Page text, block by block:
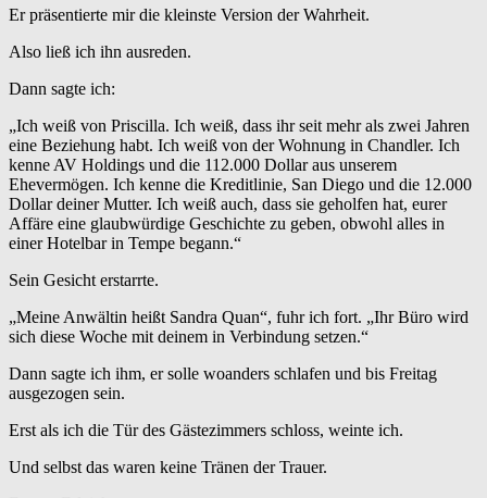
Er präsentierte mir die kleinste Version der Wahrheit.
Also ließ ich ihn ausreden.
Dann sagte ich:
„Ich weiß von Priscilla. Ich weiß, dass ihr seit mehr als zwei Jahren
eine Beziehung habt. Ich weiß von der Wohnung in Chandler. Ich
kenne AV Holdings und die 112.000 Dollar aus unserem
Ehevermögen. Ich kenne die Kreditlinie, San Diego und die 12.000
Dollar deiner Mutter. Ich weiß auch, dass sie geholfen hat, eurer
Affäre eine glaubwürdige Geschichte zu geben, obwohl alles in
einer Hotelbar in Tempe begann.“
Sein Gesicht erstarrte.
„Meine Anwältin heißt Sandra Quan“, fuhr ich fort. „Ihr Büro wird
sich diese Woche mit deinem in Verbindung setzen.“
Dann sagte ich ihm, er solle woanders schlafen und bis Freitag
ausgezogen sein.
Erst als ich die Tür des Gästezimmers schloss, weinte ich.
Und selbst das waren keine Tränen der Trauer.